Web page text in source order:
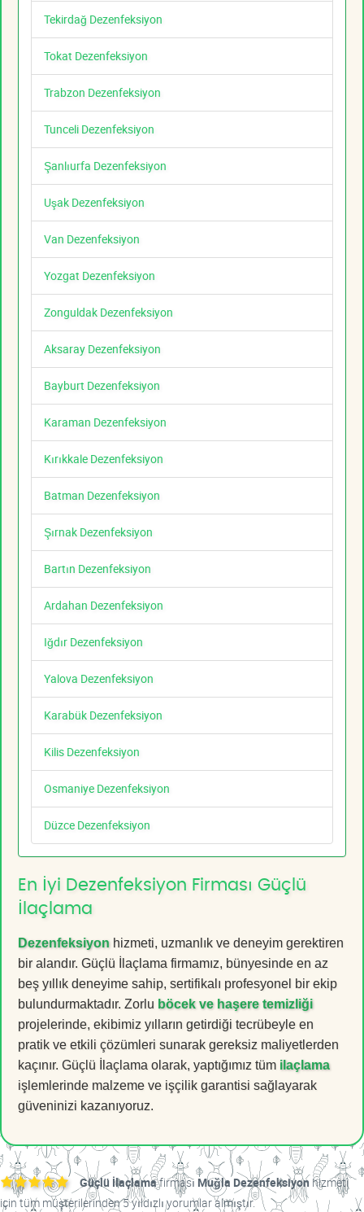
Tekirdağ Dezenfeksiyon
Tokat Dezenfeksiyon
Trabzon Dezenfeksiyon
Tunceli Dezenfeksiyon
Şanlıurfa Dezenfeksiyon
Uşak Dezenfeksiyon
Van Dezenfeksiyon
Yozgat Dezenfeksiyon
Zonguldak Dezenfeksiyon
Aksaray Dezenfeksiyon
Bayburt Dezenfeksiyon
Karaman Dezenfeksiyon
Kırıkkale Dezenfeksiyon
Batman Dezenfeksiyon
Şırnak Dezenfeksiyon
Bartın Dezenfeksiyon
Ardahan Dezenfeksiyon
Iğdır Dezenfeksiyon
Yalova Dezenfeksiyon
Karabük Dezenfeksiyon
Kilis Dezenfeksiyon
Osmaniye Dezenfeksiyon
Düzce Dezenfeksiyon
En İyi Dezenfeksiyon Firması Güçlü
İlaçlama
Dezenfeksiyon hizmeti, uzmanlık ve deneyim gerektiren
bir alandır. Güçlü İlaçlama firmamız, bünyesinde en az
beş yıllık deneyime sahip, sertifikalı profesyonel bir ekip
bulundurmaktadır. Zorlu böcek ve haşere temizliği
projelerinde, ekibimiz yılların getirdiği tecrübeyle en
pratik ve etkili çözümleri sunarak gereksiz maliyetlerden
kaçınır. Güçlü İlaçlama olarak, yaptığımız tüm ilaçlama
işlemlerinde malzeme ve işçilik garantisi sağlayarak
güveninizi kazanıyoruz.
Güçlü İlaçlamafirması Muğla Dezenfeksiyon hizmeti
için tüm müşterilerinden 5 yıldızlı yorumlar almıştır.